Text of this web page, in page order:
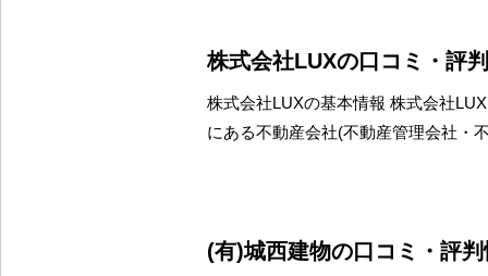
株式会社LUXの口コミ・評
株式会社LUXの基本情報 株式会社
にある不動産会社(不動産管理会社・
(有)城西建物の口コミ・評